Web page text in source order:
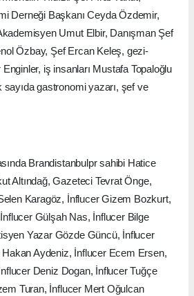
Derneği Başkanı Ceyda Özdemir,
Umut Elbir, Danışman Şef
Özbay, Şef Ercan Keleş, gezi-
iş insanları Mustafa Topaloğlu
gastronomi yazarı, şef ve
Brandistanbulpr sahibi Hatice
Altındağ, Gazeteci Tevrat Önge,
Karagöz, İnflucer Gizem Bozkurt,
Gülşah Nas, İnflucer Bilge
Yazar Gözde Güncü, İnflucer
Hakan Aydeniz, İnflucer Ecem Ersen,
Deniz Dogan, İnflucer Tuğçe
Turan, İnflucer Mert Oğulcan